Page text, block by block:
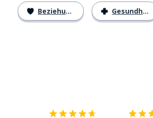
Beziehungen Gesundheit